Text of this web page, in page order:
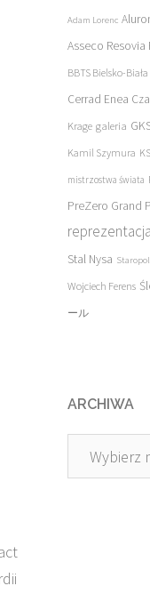
Adam Lorenc
Asseco Resovia
BBTS Bielsko-Biała
Cerrad Enea
Krage galeria
Kamil Szymura
mistrzostwa świata
PreZero Grand
Stal Nysa
Wojciech Ferens
ール
ARCHIWA
Archiwa